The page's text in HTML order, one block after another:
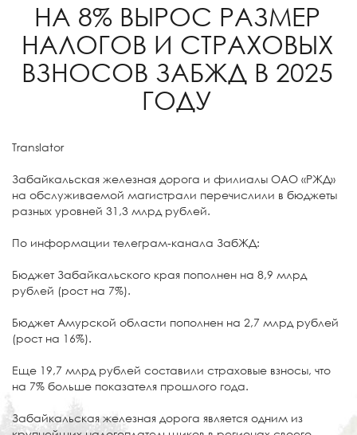
НА 8% ВЫРОС РАЗМЕР
НАЛОГОВ И СТРАХОВЫХ
ВЗНОСОВ ЗАБЖД В 2025
ГОДУ
Translator
Забайкальская железная дорога и филиалы ОАО «РЖД»
на обслуживаемой магистрали перечислили в бюджеты
разных уровней 31,3 млрд рублей.
По информации телеграм-канала ЗабЖД:
Бюджет Забайкальского края пополнен на 8,9 млрд
рублей (рост на 7%).
Бюджет Амурской области пополнен на 2,7 млрд рублей
(рост на 16%).
Еще 19,7 млрд рублей составили страховые взносы, что
на 7% больше показателя прошлого года.
Забайкальская железная дорога является одним из